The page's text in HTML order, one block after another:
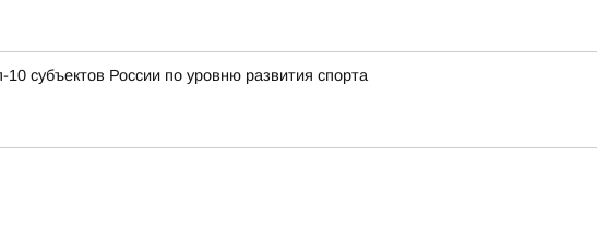
субъектов России по уровню развития спорта